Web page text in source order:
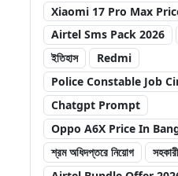
Xiaomi 17 Pro Max
Airtel Sms Pack 2026
ইতিহাস
Redmi
Police Constable Job
Chatgpt Prompt
Oppo A6X Price In
শ্রম অধিদপ্তরে নিয়োগ